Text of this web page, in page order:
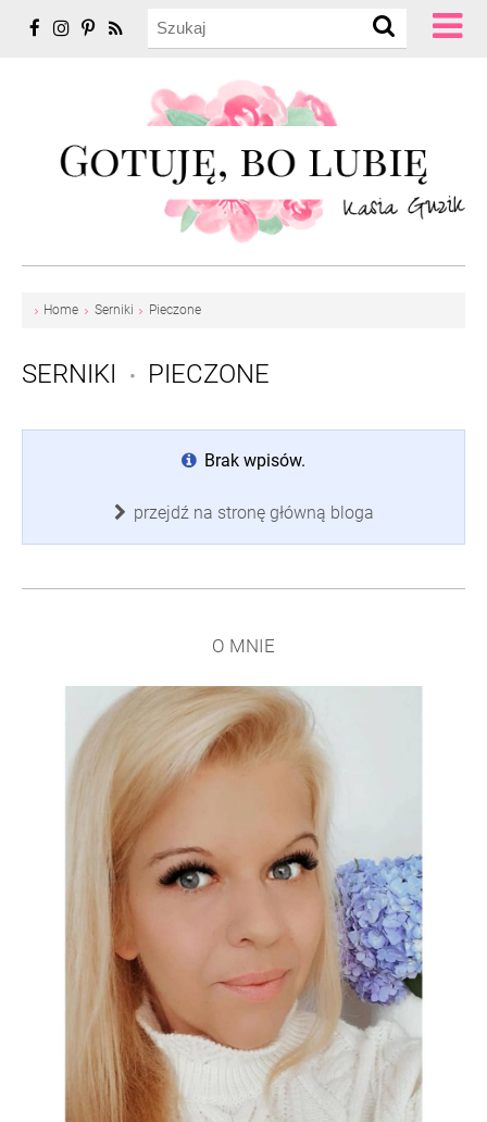
Home Serniki Pieczone
SERNIKI • PIECZONE
Brak wpisów.
przejdź na stronę główną bloga
O MNIE